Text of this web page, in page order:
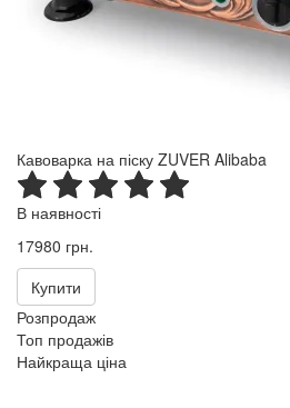
Кавоварка на піску ZUVER Alibaba
В наявності
17980 грн.
Купити
Розпродаж
Топ продажів
Найкраща ціна